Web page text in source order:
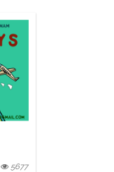
5677